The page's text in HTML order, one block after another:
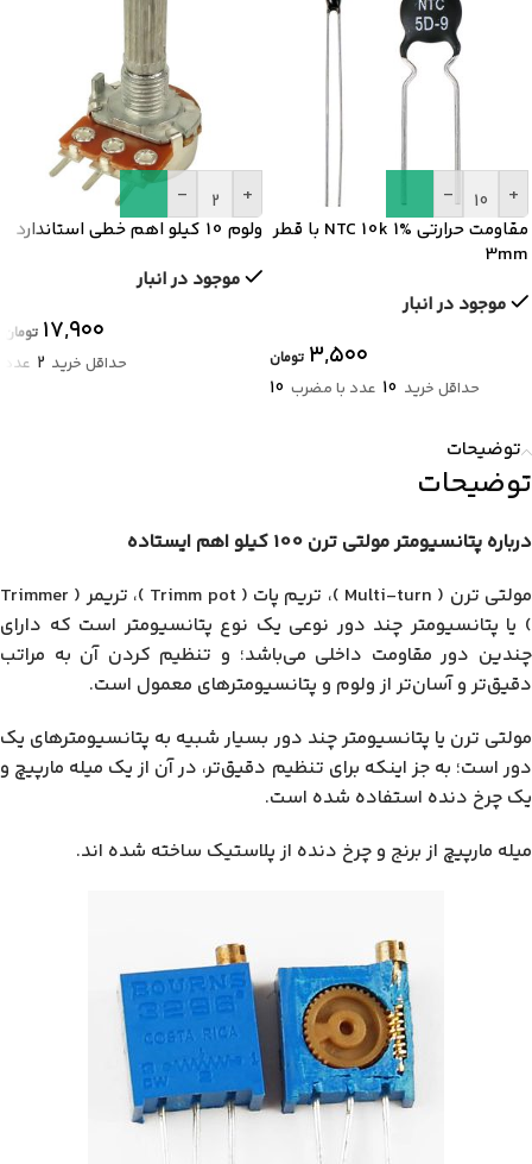
-
+
مقاومت حرارتی NTC 10k 1% با قطر
3mm
موجود در انبار
۳,۵۰۰ تومان
حداقل خرید 10 عدد با مضرب 10
-
+
ولوم 10 کیلو اهم خطی استاندارد
موجود در انبار
۱۷,۹۰۰ تومان
حداقل خرید 2 عدد
توضیحات
توضیحات
درباره پتانسیومتر مولتی ترن 100 کیلو اهم ایستاده
مولتی ترن ( Multi-turn )، تریم پات ( Trimm pot )، تریمر ( Trimmer
) یا پتانسیومتر چند دور نوعی یک نوع پتانسیومتر است که دارای
چندین دور مقاومت داخلی می‌باشد؛ و تنظیم کردن آن به مراتب
دقیق‌تر و آسان‌تر از ولوم و پتانسیومترهای معمول است.
مولتی ترن یا پتانسیومتر چند دور بسیار شبیه به پتانسیومترهای یک
دور است؛ به جز اینکه برای تنظیم دقیق‌تر، در آن از یک میله مارپیچ و
یک چرخ دنده استفاده شده است.
میله مارپیچ از برنج و چرخ دنده از پلاستیک ساخته شده اند.